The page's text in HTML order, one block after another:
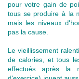
pour votre gain de
tous se produire à la
mais les niveaux
pas la cause.
Le vieillissement
de calories, et tous
effectués après la